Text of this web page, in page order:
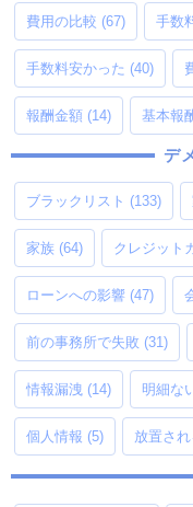
費用の比較 (67) 手数
手数料安かった (40)
報酬金額 (14) 基本報
デ
ブラックリスト (133)
家族 (64) クレジット
ローンへの影響 (47)
前の事務所で失敗 (31)
情報漏洩 (14) 明細な
個人情報 (5) 放置され